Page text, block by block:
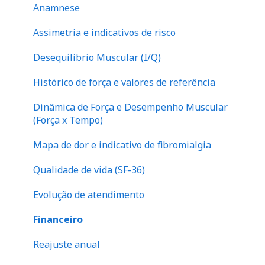
Anamnese
Assimetria e indicativos de risco
Desequilíbrio Muscular (I/Q)
Histórico de força e valores de referência
Dinâmica de Força e Desempenho Muscular
(Força x Tempo)
Mapa de dor e indicativo de fibromialgia
Qualidade de vida (SF-36)
Evolução de atendimento
Financeiro
Reajuste anual